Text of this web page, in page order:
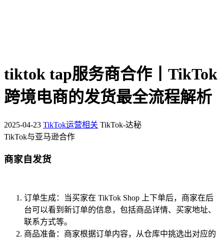
tiktok tap服务商合作丨TikTok
跨境电商的发货最全流程解析
2025-04-23 TikTok运营相关 TikTok-达秘
TikTok与亚马逊合作
商家自发货
订单生成：当买家在 TikTok Shop 上下单后，商家在后
台可以看到新订单的信息，包括商品详情、买家地址、
联系方式等。
商品准备：商家根据订单内容，从仓库中挑选出对应的